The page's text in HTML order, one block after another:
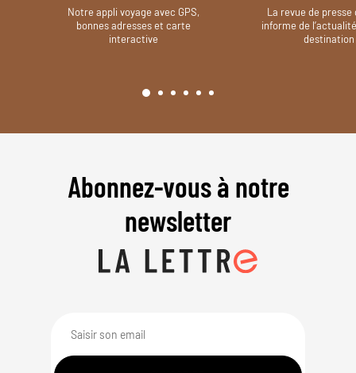
Notre appli voyage avec GPS,
bonnes adresses et carte
interactive
La revue de presse
informe de
destination
Abonnez-vous à notre
newsletter